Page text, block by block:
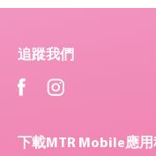
追蹤我們
下載MTR Mobile應